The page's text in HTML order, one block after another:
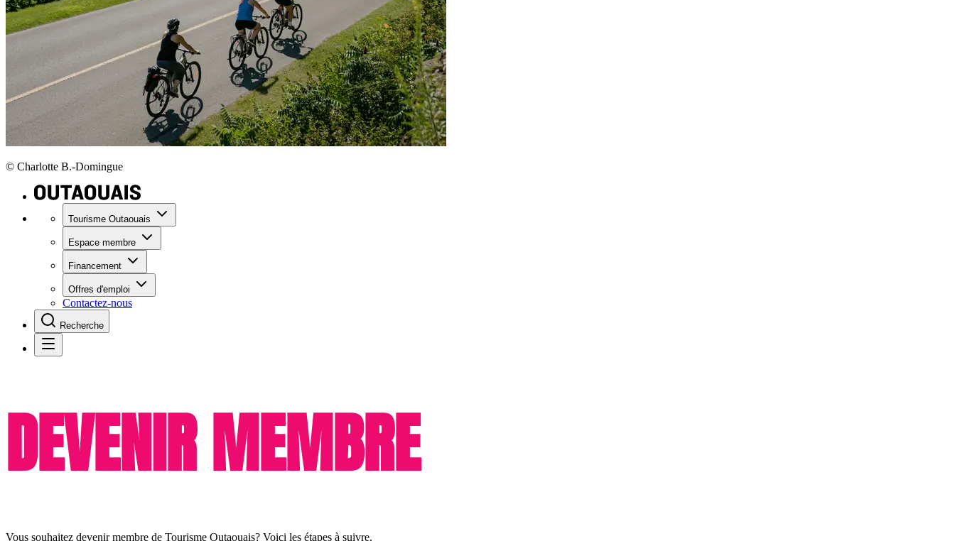
© Charlotte B.-Domingue
Tourisme Outaouais
Espace membre
Financement
Offres d'emploi
Contactez-nous
Recherche
DEVENIR MEMBRE
Vous souhaitez devenir membre de Tourisme Outaouais? Voici les étapes à suivre.